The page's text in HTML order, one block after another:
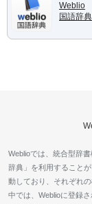
Weblio
国語辞
Weblioでは、統合型辞
辞典」を利用すること
動しており、それぞれ
中では、Weblioに登録